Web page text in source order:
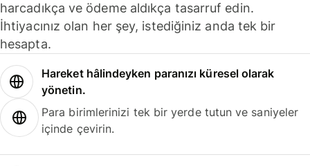
harcadıkça ve ödeme aldıkça tasarruf edin.
İhtiyacınız olan her şey, istediğiniz anda tek bir
hesapta.
Hareket hâlindeyken paranızı küresel olarak
yönetin.
Para birimlerinizi tek bir yerde tutun ve saniyeler
içinde çevirin.